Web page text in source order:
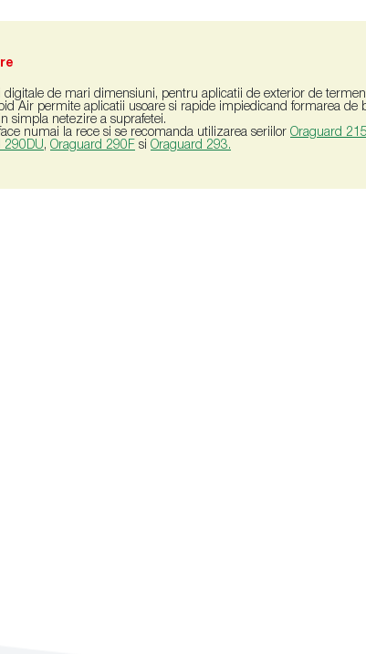
digitale de mari dimensiuni, pentru aplicatii de exterior de
Air permite aplicatii usoare si rapide impiedicand formarea de
simpla netezire a suprafetei.
numai la rece si se recomanda utilizarea seriilor Oraguard 215
290DU, Oraguard 290F si Oraguard 293.